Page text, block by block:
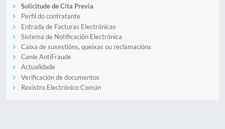
Solicitude de Cita Previa
Perfil do contratante
Entrada de Facturas Electrónicas
Sistema de Notificación Electrónica
Caixa de suxestións, queixas ou reclamacións
Canle AntiFraude
Actualidade
Verificación de documentos
Rexistro Electrónico Común